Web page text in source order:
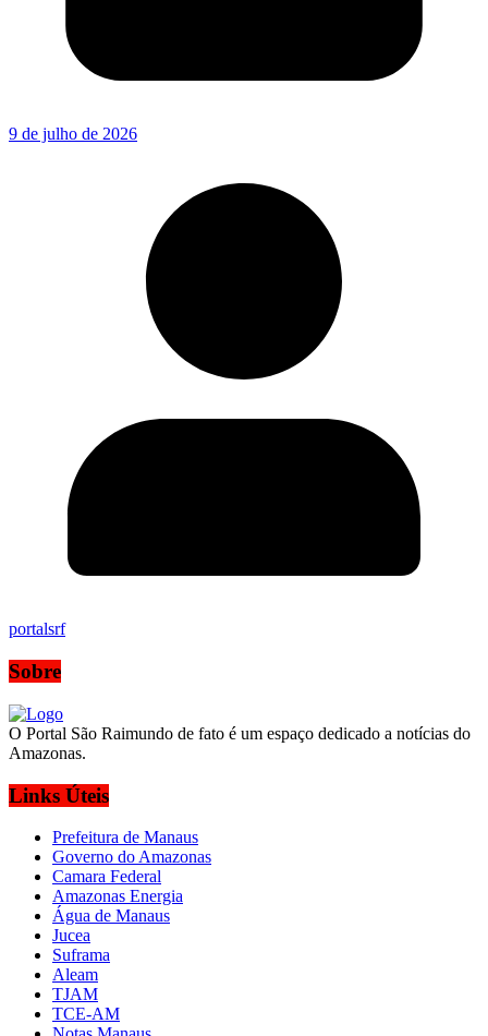
9 de julho de 2026
portalsrf
Sobre
O Portal São Raimundo de fato é um espaço dedicado a notícias do
Amazonas.
Links Úteis
Prefeitura de Manaus
Governo do Amazonas
Camara Federal
Amazonas Energia
Água de Manaus
Jucea
Suframa
Aleam
TJAM
TCE-AM